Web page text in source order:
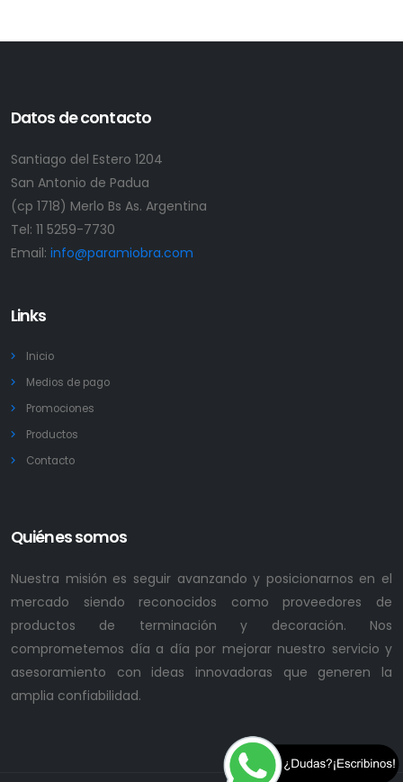
Datos de contacto
Santiago del Estero 1204
San Antonio de Padua
(cp 1718) Merlo Bs As. Argentina
Tel: 11 5259-7730
Email: info@paramiobra.com
Links
Inicio
Medios de pago
Promociones
Productos
Contacto
Quiénes somos
Nuestra misión es seguir avanzando y posicionarnos en el
mercado siendo reconocidos como proveedores de
productos de terminación y decoración. Nos
comprometemos día a día por mejorar nuestro servicio y
asesoramiento con ideas innovadoras que generen la
amplia confiabilidad.